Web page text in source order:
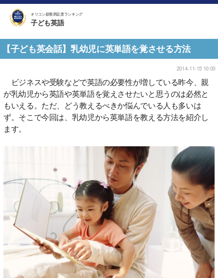
オリコン顧客満足度ランキング
子ども英語
【子ども英会話】乳幼児に英単語を覚させる方法
2014-11-15 10:00
ビジネスや受験などで英語の必要性が増している昨今、親
が乳幼児から英語や英単語を覚えさせたいと思うのは必然と
もいえる。ただ、どう教えるべきか悩んでいる人も多いは
ず。そこで今回は、乳幼児から英単語を教える方法を紹介し
ます。